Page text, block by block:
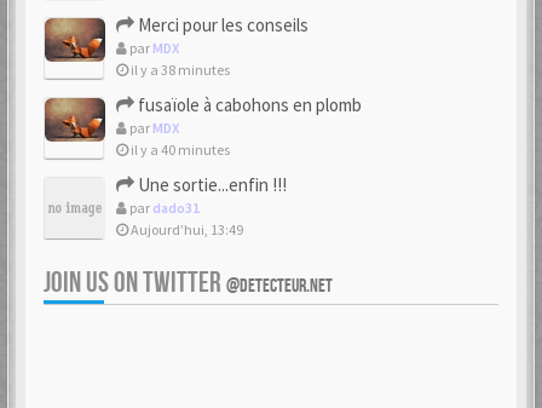
Merci pour les conseils
par MDX
il y a 38 minutes
fusaïole à cabohons en plomb
par MDX
il y a 40 minutes
Une sortie...enfin !!!
par dado31
Aujourd’hui, 13:49
JOIN US ON TWITTER @DETECTEUR.NET